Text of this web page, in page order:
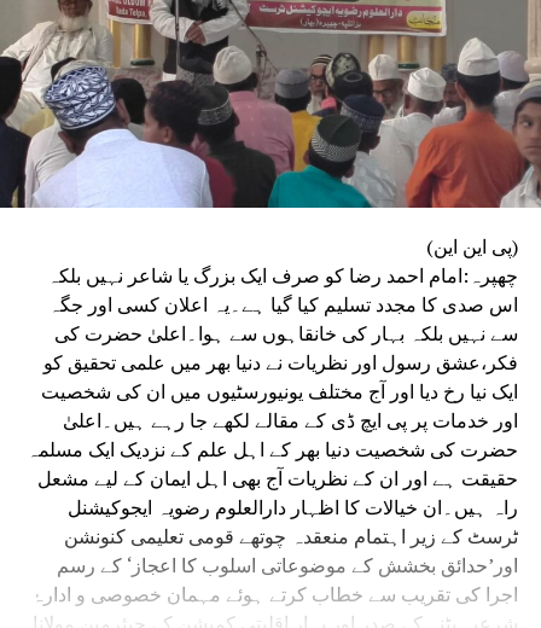
(پی این این)
چھپرہ:امام احمد رضا کو صرف ایک بزرگ یا شاعر نہیں بلکہ
اس صدی کا مجدد تسلیم کیا گیا ہے۔یہ اعلان کسی اور جگہ
سے نہیں بلکہ بہار کی خانقاہوں سے ہوا۔اعلیٰ حضرت کی
فکر،عشق رسول اور نظریات نے دنیا بھر میں علمی تحقیق کو
ایک نیا رخ دیا اور آج مختلف یونیورسٹیوں میں ان کی شخصیت
اور خدمات پر پی ایچ ڈی کے مقالے لکھے جا رہے ہیں۔اعلیٰ
حضرت کی شخصیت دنیا بھر کے اہل علم کے نزدیک ایک مسلمہ
حقیقت ہے اور ان کے نظریات آج بھی اہل ایمان کے لیے مشعل
راہ ہیں۔ان خیالات کا اظہار دارالعلوم رضویہ ایجوکیشنل
ٹرسٹ کے زیر اہتمام منعقدہ چوتھے قومی تعلیمی کنونشن
اور’حدائق بخشش کے موضوعاتی اسلوب کا اعجاز‘ کے رسم
اجرا کی تقریب سے خطاب کرتے ہوئے مہمان خصوصی و ادارۂ